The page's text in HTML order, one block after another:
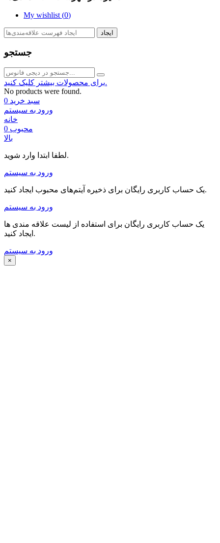
My wishlist (0)
ایجاد
جستجو
برای محصولات بیشتر کلیک کنید.
No products were found.
سبد خرید 0
ورود به سیستم
خانه
محبوب 0
بالا
لطفا ابتدا وارد شوید.
ورود به سیستم
یک حساب کاربری رایگان برای ذخیره آیتم‌های محبوب ایجاد کنید.
ورود به سیستم
یک حساب کاربری رایگان برای استفاده از لیست علاقه مندی ها
ایجاد کنید.
ورود به سیستم
×